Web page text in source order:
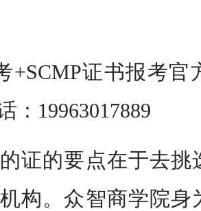
+SCMP证书报考
：19963017889
证的要点在于去挑
构。众智商学院身